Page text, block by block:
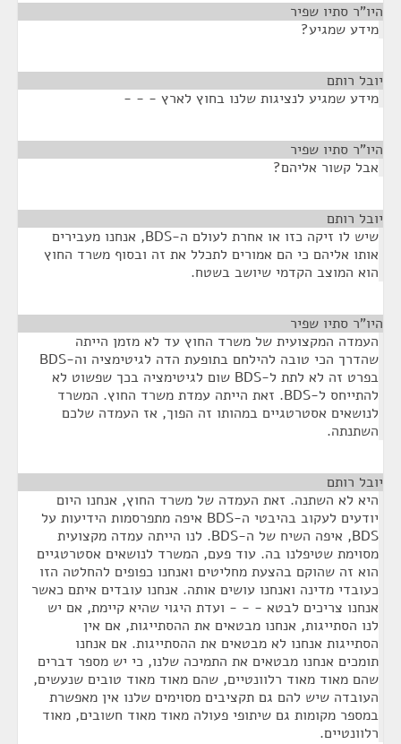
היו"ר סתיו שפיר
מידע שמגיע?
יובל רותם
מידע שמגיע לנציגות שלנו בחוץ לארץ - - -
היו"ר סתיו שפיר
אבל קשור אליהם?
יובל רותם
שיש לו זיקה כזו או אחרת לעולם ה-BDS, אנחנו מעבירים
אותו אליהם כי הם אמורים לתכלל את זה ובסוף משרד החוץ
הוא המוצב הקדמי שיושב בשטח.
היו"ר סתיו שפיר
העמדה המקצועית של משרד החוץ עד לא מזמן הייתה
שהדרך הכי טובה להילחם בתופעת הדה לגיטימציה וה-BDS
בפרט זה לא לתת ל-BDS שום לגיטימציה בכך שפשוט לא
להתייחס ל-BDS. זאת הייתה עמדת משרד החוץ. המשרד
לנושאים אסטרטגיים במהותו זה הפוך, אז העמדה שלכם
השתנתה.
יובל רותם
היא לא השתנה. זאת העמדה של משרד החוץ, אנחנו היום
יודעים לעקוב בהיבטי ה-BDS איפה מתפרסמות הידיעות על
BDS, איפה השיח של ה-BDS. לנו הייתה עמדה מקצועית
מסוימת שטיפלנו בה. עוד פעם, המשרד לנושאים אסטרטגיים
הוא זה שהוקם בהצעת מחליטים ואנחנו כפופים להחלטה הזו
כעובדי מדינה ואנחנו עושים אותה. אנחנו עובדים איתם כאשר
אנחנו צריכים לבטא - - - ועדת היגוי שהיא קיימת, אם יש
לנו הסתייגות, אנחנו מבטאים את ההסתייגות, אם אין
הסתייגות אנחנו לא מבטאים את ההסתייגות. אם אנחנו
תומכים אנחנו מבטאים את התמיכה שלנו, כי יש מספר דברים
שהם מאוד מאוד רלוונטיים, שהם מאוד מאוד טובים שנעשים,
העובדה שיש להם גם תקציבים מסוימים שלנו אין מאפשרת
במספר מקומות גם שיתופי פעולה מאוד מאוד חשובים, מאוד
רלוונטיים.